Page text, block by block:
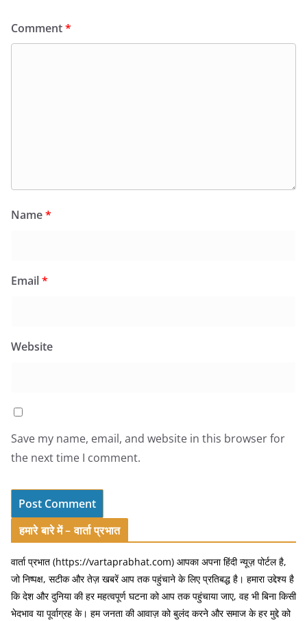
Comment*
Name*
Email*
Website
Save my name, email, and website in this browser for
the next time I comment.
हमारे बारे में – वार्ता प्रभात
वार्ता प्रभात (https://vartaprabhat.com) आपका अपना हिंदी न्यूज़ पोर्टल है,
जो निष्पक्ष, सटीक और तेज़ खबरें आप तक पहुंचाने के लिए प्रतिबद्ध है। हमारा उद्देश्य है
कि देश और दुनिया की हर महत्वपूर्ण घटना को आप तक पहुंचाया जाए, वह भी बिना किसी
भेदभाव या पूर्वाग्रह के। हम जनता की आवाज़ को बुलंद करने और समाज के हर मुद्दे को